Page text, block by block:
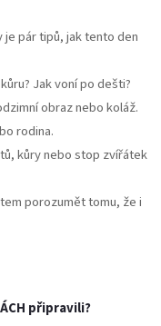
je pár tipů, jak tento den
Jak voní po dešti?
obraz nebo koláž.
rodina.
kůry nebo stop zvířátek
porozumět tomu, že i
připravili?